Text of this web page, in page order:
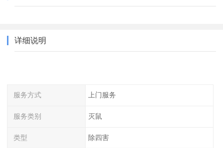
详细说明
服务方式 上门服务
服务类别 灭鼠
类型 除四害